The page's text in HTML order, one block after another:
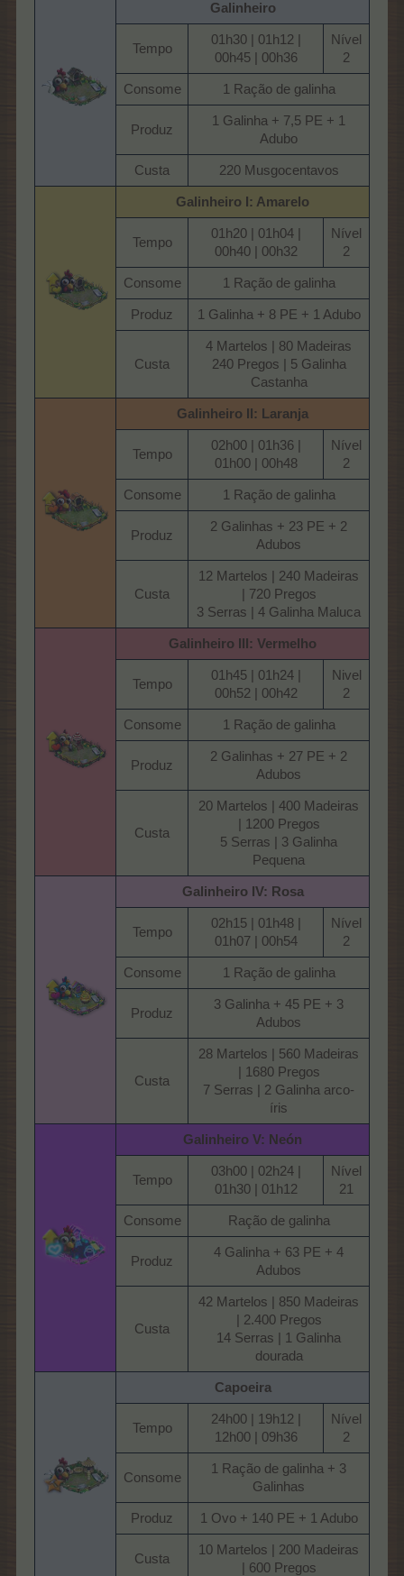
Galinheiro
Tempo​
01h30 | 01h12 |
00h45 | 00h36​
Nível
2​
Consome​ 1 Ração de galinha​
Produz​
1 Galinha + 7,5 PE + 1
Adubo​
Custa​ 220 Musgocentavos​
Galinheiro I: Amarelo
Tempo​
01h20 | 01h04 |
00h40 | 00h32​
Nível
2​
Consome​ 1 Ração de galinha​
Produz​ 1 Galinha + 8 PE + 1 Adubo​
Custa​
4 Martelos | 80 Madeiras
240 Pregos | 5 Galinha
Castanha​
Galinheiro II: Laranja
Tempo​
02h00 | 01h36 |
01h00 | 00h48​
Nível
2​
Consome​ 1 Ração de galinha​
Produz​
2 Galinhas + 23 PE + 2
Adubos​
Custa​
12 Martelos | 240 Madeiras
| 720 Pregos
3 Serras | 4 Galinha Maluca​
Galinheiro III: Vermelho
Tempo​
01h45 | 01h24 |
00h52 | 00h42​
Nivel
2​
Consome​ 1 Ração de galinha​
Produz​
2 Galinhas + 27 PE + 2
Adubos​
Custa​
20 Martelos | 400 Madeiras
| 1200 Pregos
5 Serras | 3 Galinha
Pequena​
Galinheiro IV: Rosa
Tempo​
02h15 | 01h48 |
01h07 | 00h54​
Nível
2​
Consome​ 1 Ração de galinha​
Produz​
3 Galinha + 45 PE + 3
Adubos​
Custa​
28 Martelos | 560 Madeiras
| 1680 Pregos
7 Serras | 2 Galinha arco-
íris​
Galinheiro V: Neón
Tempo​
03h00 | 02h24 |
01h30 | 01h12​
Nível
21​
Consome​ Ração de galinha​
Produz​
4 Galinha + 63 PE + 4
Adubos​
Custa​
42 Martelos | 850 Madeiras
| 2.400 Pregos
14 Serras | 1 Galinha
dourada​
Capoeira
Tempo​
24h00 | 19h12 |
12h00 | 09h36​
Nível
2​
Consome​
1 Ração de galinha + 3
Galinhas​
Produz​ 1 Ovo + 140 PE + 1 Adubo​
Custa​
10 Martelos | 200 Madeiras
| 600 Pregos​